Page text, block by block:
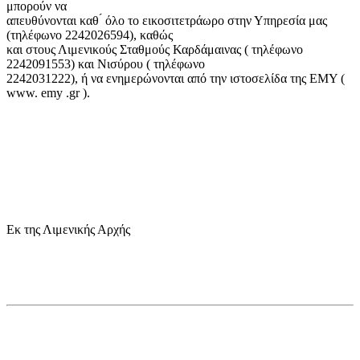
μπορούν να
απευθύνονται καθ ́ όλο το εικοσιτετράωρο στην Υπηρεσία μας
(τηλέφωνο 2242026594), καθώς
και στους Λιμενικούς Σταθμούς Καρδάμαινας ( τηλέφωνο
2242091553) και Νισύρου ( τηλέφωνο
2242031222), ή να ενημερώνονται από την ιστοσελίδα της ΕΜΥ (
www. emy .gr ).
Εκ της Λιμενικής Αρχής